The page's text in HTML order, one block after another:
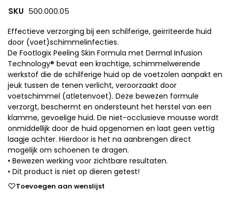
SKU 500.000.05
Effectieve verzorging bij een schilferige, geïrriteerde huid
door (voet)schimmelinfecties.
De Footlogix Peeling Skin Formula met Dermal Infusion
Technology® bevat een krachtige, schimmelwerende
werkstof die de schilferige huid op de voetzolen aanpakt en
jeuk tussen de tenen verlicht, veroorzaakt door
voetschimmel (atletenvoet). Deze bewezen formule
verzorgt, beschermt en ondersteunt het herstel van een
klamme, gevoelige huid. De niet-occlusieve mousse wordt
onmiddellijk door de huid opgenomen en laat geen vettig
laagje achter. Hierdoor is het na aanbrengen direct
mogelijk om schoenen te dragen.
• Bewezen werking voor zichtbare resultaten.
• Dit product is niet op dieren getest!
Toevoegen aan wenslijst